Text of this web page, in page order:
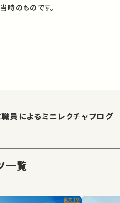
時のものです。
員によるミニレクチャプログ
一覧